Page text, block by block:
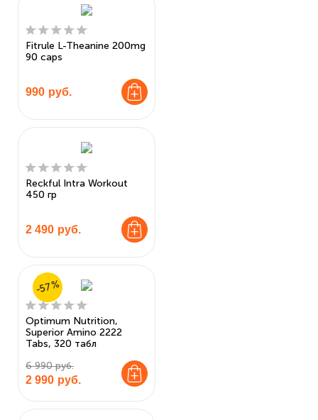
Fitrule L-Theanine 200mg
90 caps
990 руб.
Reckful Intra Workout
450 гр
2 490 руб.
Optimum Nutrition,
Superior Amino 2222
Tabs, 320 табл
6 990 руб.
2 990 руб.
-57%